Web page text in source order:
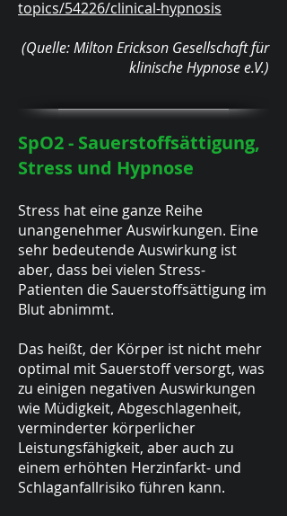
topics/54226/clinical-hypnosis
(Quelle: Milton Erickson Gesellschaft für
klinische Hypnose e.V.)
SpO2 - Sauerstoffsättigung,
Stress und Hypnose
Stress hat eine ganze Reihe
unangenehmer Auswirkungen. Eine
sehr bedeutende Auswirkung ist
aber, dass bei vielen Stress-
Patienten die Sauerstoffsättigung im
Blut abnimmt.
Das heißt, der Körper ist nicht mehr
optimal mit Sauerstoff versorgt, was
zu einigen negativen Auswirkungen
wie Müdigkeit, Abgeschlagenheit,
verminderter körperlicher
Leistungsfähigkeit, aber auch zu
einem erhöhten Herzinfarkt- und
Schlaganfallrisiko führen kann.